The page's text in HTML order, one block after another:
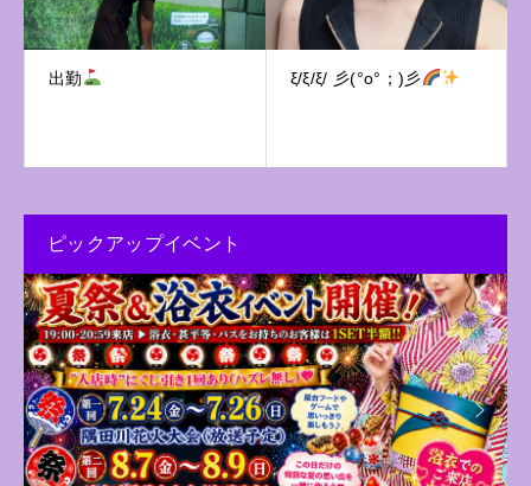
出勤 ξ/ξ/ξ/ 彡(°o°；)彡
ピックアップイベント